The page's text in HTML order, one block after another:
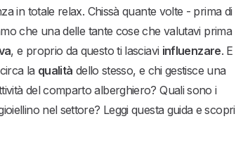
in totale relax. Chissà quante volte - prima di
che una delle tante cose che valutavi prima
, e proprio da questo ti lasciavi influenzare. E
la qualità dello stesso, e chi gestisce una
del comparto alberghiero? Quali sono i
nel settore? Leggi questa guida e scopri